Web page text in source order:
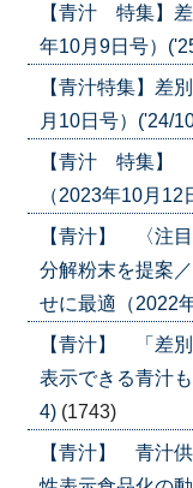
【青汁 特集】
年10月9日号）
【青汁特集】差
月10日号）('24/
【青汁 特集】
（2023年10月
【青汁】 〈注
分解粉末を提案
せに最適（2022
【青汁】 「差
表示できる青汁
4) (1743)
【青汁】 青汁